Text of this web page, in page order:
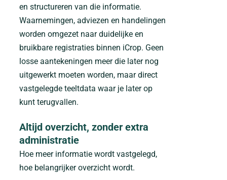
en structureren van die informatie.
Waarnemingen, adviezen en handelingen
worden omgezet naar duidelijke en
bruikbare registraties binnen iCrop. Geen
losse aantekeningen meer die later nog
uitgewerkt moeten worden, maar direct
vastgelegde teeltdata waar je later op
kunt terugvallen.
Altijd overzicht, zonder extra
administratie
Hoe meer informatie wordt vastgelegd,
hoe belangrijker overzicht wordt.